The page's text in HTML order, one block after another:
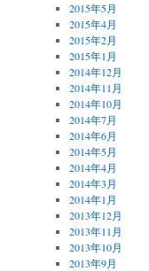
2015年5月
2015年4月
2015年2月
2015年1月
2014年12月
2014年11月
2014年10月
2014年7月
2014年6月
2014年5月
2014年4月
2014年3月
2014年1月
2013年12月
2013年11月
2013年10月
2013年9月